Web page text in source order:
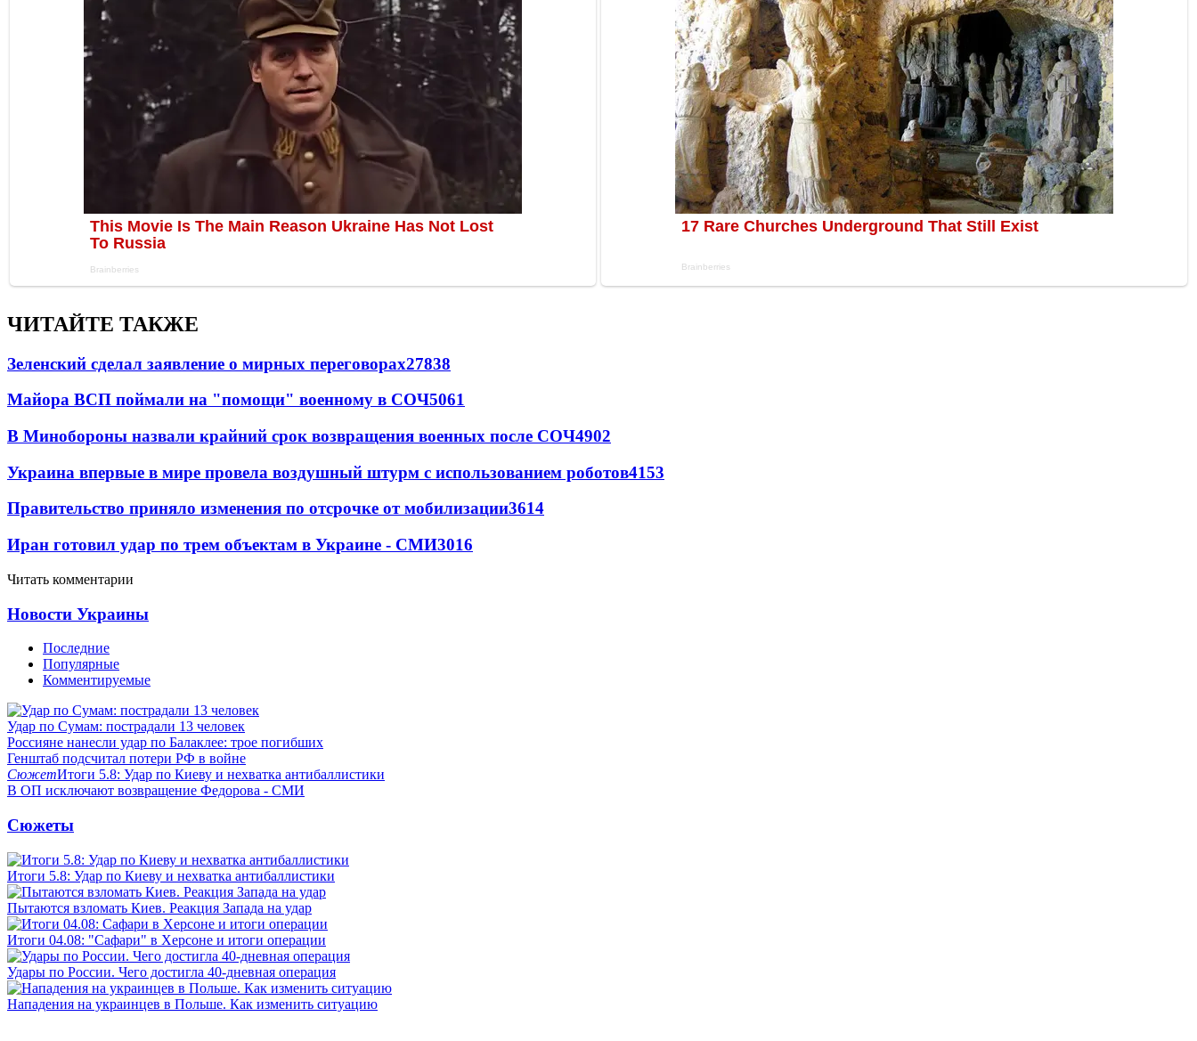
ЧИТАЙТЕ ТАКЖЕ
Зеленский сделал заявление о мирных переговорах27838
Майора ВСП поймали на "помощи" военному в СОЧ5061
В Минобороны назвали крайний срок возвращения военных после СОЧ4902
Украина впервые в мире провела воздушный штурм с использованием роботов4153
Правительство приняло изменения по отсрочке от мобилизации3614
Иран готовил удар по трем объектам в Украине - СМИ3016
Читать комментарии
Новости Украины
Последние
Популярные
Комментируемые
Удар по Сумам: пострадали 13 человек
Россияне нанесли удар по Балаклее: трое погибших
Генштаб подсчитал потери РФ в войне
СюжетИтоги 5.8: Удар по Киеву и нехватка антибаллистики
В ОП исключают возвращение Федорова - СМИ
Сюжеты
Итоги 5.8: Удар по Киеву и нехватка антибаллистики
Пытаются взломать Киев. Реакция Запада на удар
Итоги 04.08: "Сафари" в Херсоне и итоги операции
Удары по России. Чего достигла 40-дневная операция
Нападения на украинцев в Польше. Как изменить ситуацию